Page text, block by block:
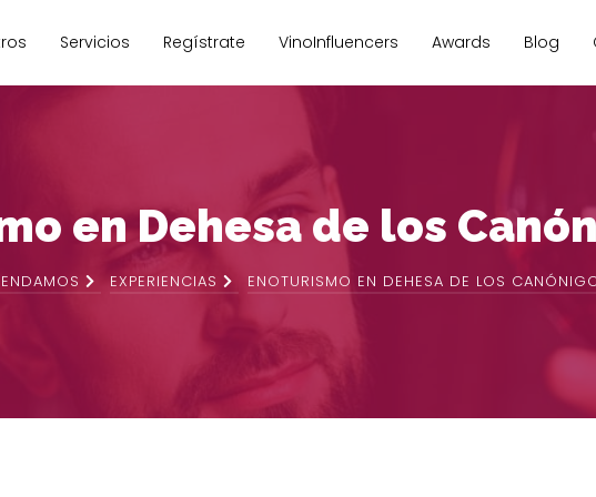
principal
Servicios Regístrate VinoInfluencers Awards Blog
en Dehesa de los
EXPERIENCIAS ENOTURISMO EN DEHESA DE LOS